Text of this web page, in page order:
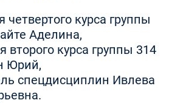
курса группы
Аделина,
второго курса группы 314
Юрий,
спецдисциплин Ивлева